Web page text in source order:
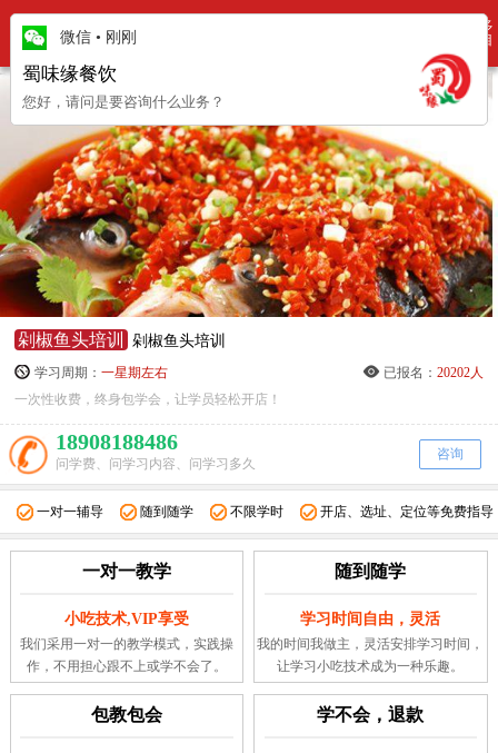
微信 • 刚刚
蜀味缘餐饮
您好，请问是要咨询什么业务？
更多
项目
剁椒鱼头培训 剁椒鱼头培训
学习周期：一星期左右 已报名： 20202人
一次性收费，终身包学会，让学员轻松开店！
18908188486
问学费、问学习内容、问学习多久
咨询
一对一辅导 随到随学 不限学时 开店、选址、定位等免费指导
一对一教学
小吃技术,VIP享受
我们采用一对一的教学模式，实践操
作，不用担心跟不上或学不会了。
随到随学
学习时间自由，灵活
我的时间我做主，灵活安排学习时间，
让学习小吃技术成为一种乐趣。
包教包会 学不会，退款